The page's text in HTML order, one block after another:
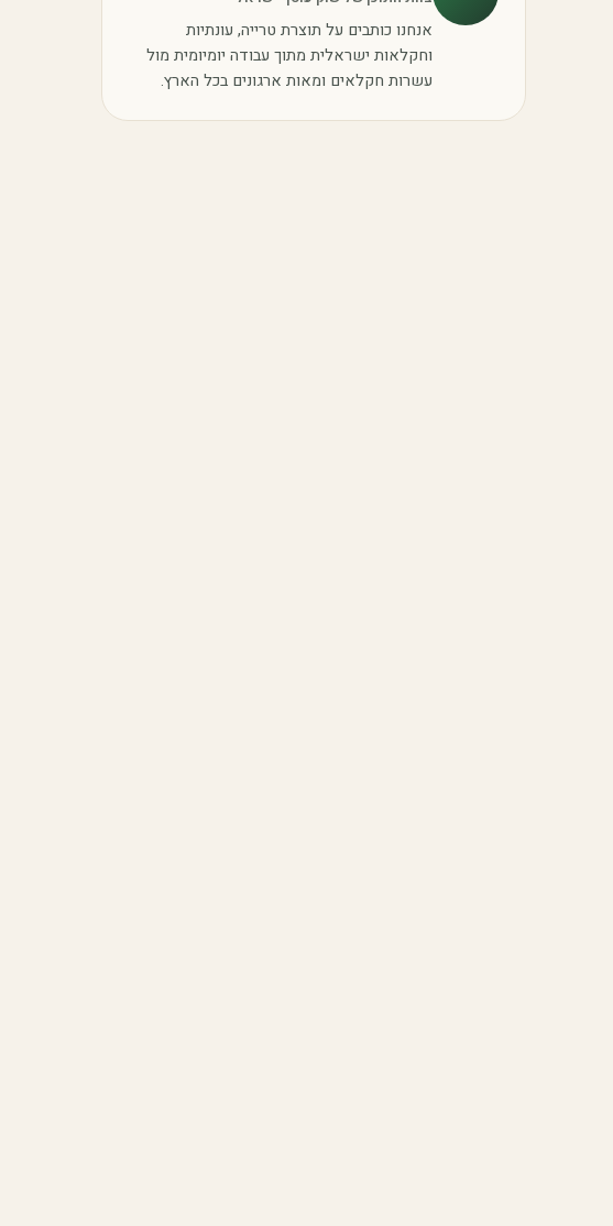
אנחנו כותבים על תוצרת טרייה, עונתיות
וחקלאות ישראלית מתוך עבודה יומיומית מול
עשרות חקלאים ומאות ארגונים בכל הארץ.